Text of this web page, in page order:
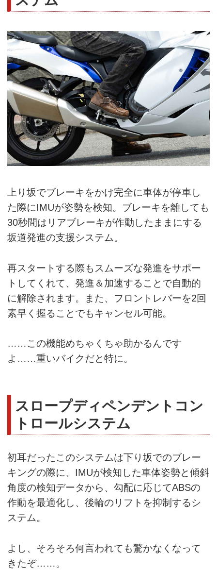
上り坂でブレーキをかけ完全に車体が停車し
た際にIMUが姿勢を検知。ブレーキを離しても
30秒間はリアブレーキが作動したままにする
坂道発進の支援システム。
再スタートする際もスムーズな発進をサポー
トしてくれて、発進＆加速することで自動的
に解除されます。また、フロントレバーを2回
素早く握ることでもキャンセル可能。
……この機能めちゃくちゃ助かるんです
よ……重いバイクだと特に。
スロープディペンデントコン
トロールシステム
初耳だったこのシステムは下り坂でのブレー
キングの際に、IMUが検知した車体姿勢と傾斜
角度の検知データから、勾配に応じてABSの
作動を最適化し、後輪のリフトを抑制するシ
ステム。
よし、そろそろ何言われても驚かなくなって
きたぞ……。